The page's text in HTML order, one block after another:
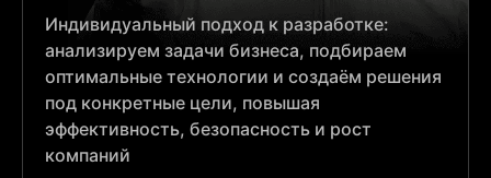
Индивидуальный подход к разработке:
анализируем задачи бизнеса, подбираем
оптимальные технологии и создаём решения
под конкретные цели, повышая
эффективность, безопасность и рост
компаний